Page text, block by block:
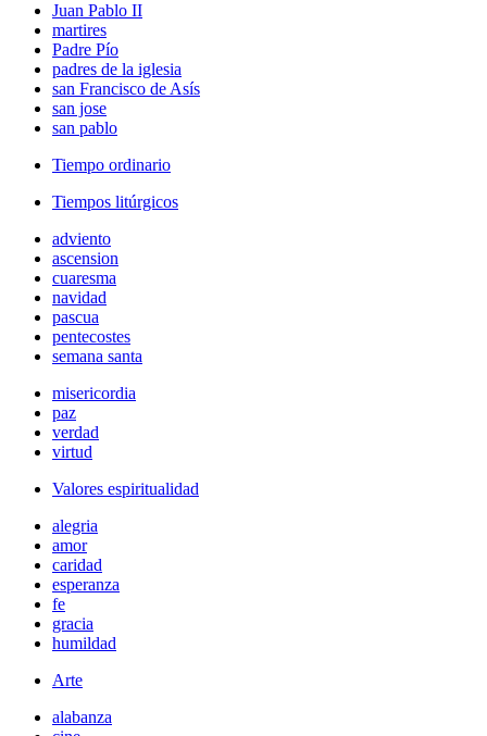
Juan Pablo II
martires
Padre Pío
padres de la iglesia
san Francisco de Asís
san jose
san pablo
Tiempo ordinario
Tiempos litúrgicos
adviento
ascension
cuaresma
navidad
pascua
pentecostes
semana santa
misericordia
paz
verdad
virtud
Valores espiritualidad
alegria
amor
caridad
esperanza
fe
gracia
humildad
Arte
alabanza